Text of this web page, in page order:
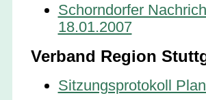
Schorndorfer
18.01.2007
Verband Region
Sitzungsprotokoll